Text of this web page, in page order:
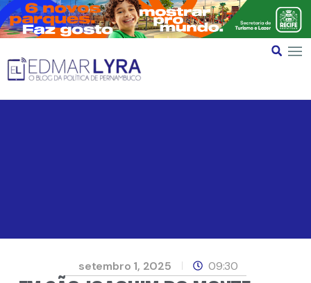
setembro 1, 2025 09:30